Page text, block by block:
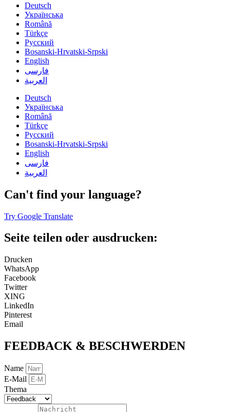
Deutsch
Українська
Română
Türkçe
Русский
Bosanski-Hrvatski-Srpski
English
فارسی
العربية
Deutsch
Українська
Română
Türkçe
Русский
Bosanski-Hrvatski-Srpski
English
فارسی
العربية
Can't find your language?
Try Google Translate
Seite teilen oder ausdrucken:
Drucken
WhatsApp
Facebook
Twitter
XING
LinkedIn
Pinterest
Email
FEEDBACK & BESCHWERDEN
Name
E-Mail
Thema